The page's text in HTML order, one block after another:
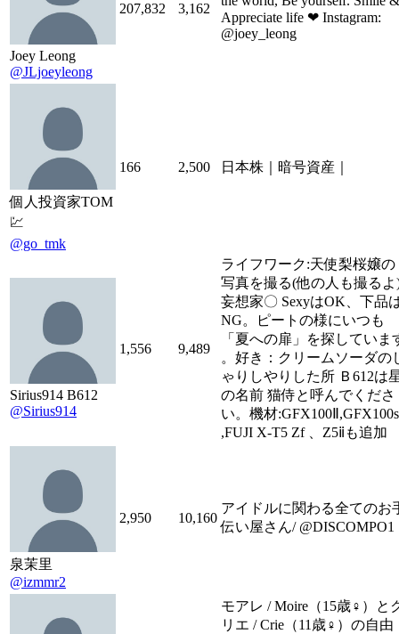
Joey Leong
@JLjoeyleong
207,832 3,162
Appreciate life ❤ Instagram:
@joey_leong
個人投資家TOM
💹
@go_tmk
166 2,500 日本株｜暗号資産｜
Sirius914 B612
@Sirius914
1,556 9,489
ライフワーク:天使梨桜嬢の
写真を撮る(他の人も撮るよ
妄想家〇 SexyはOK、下品
NG。ピートの様にいつも
「夏への扉」を探していま
。好き：クリームソーダの
ゃりしやりした所 Ｂ612は
の名前 猫侍と呼んでくださ
い。機材
,FUJI X-T5 Zf 、Z5ⅱも追加
泉茉里
@izmmr2
2,950 10,160
アイドルに関わる全てのお
伝い屋さん/ @DISCOMPO1
モアレ / Moire（15歳♀）と
リエ / Crie（11歳♀）の自由